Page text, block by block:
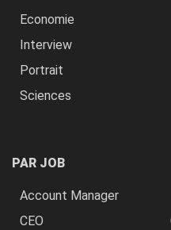
Economie
Interview
Portrait
Sciences
PAR JOB
Account Manager
CEO